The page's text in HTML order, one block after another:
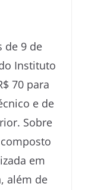
de 9 de
Instituto
70 para
e de
Sobre
em
além de